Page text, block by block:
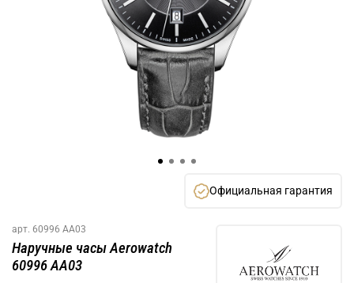
Официальная гарантия
арт. 60996 AA03
Наручные часы Aerowatch
60996 AA03